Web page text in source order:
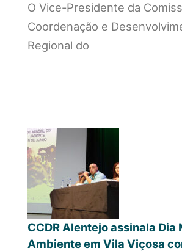
O Vice-Presidente da
Coordenação e
Regional do
CCDR Alentejo assinala Dia
Ambiente em Vila Viçosa